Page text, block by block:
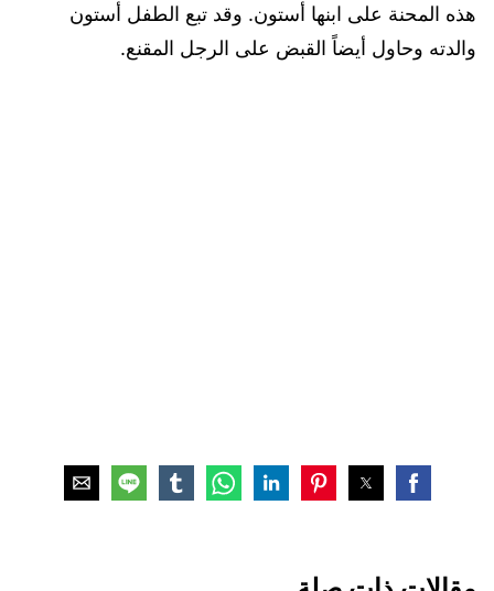
هذه المحنة على ابنها أستون. وقد تبع الطفل أستون
والدته وحاول أيضاً القبض على الرجل المقنع.